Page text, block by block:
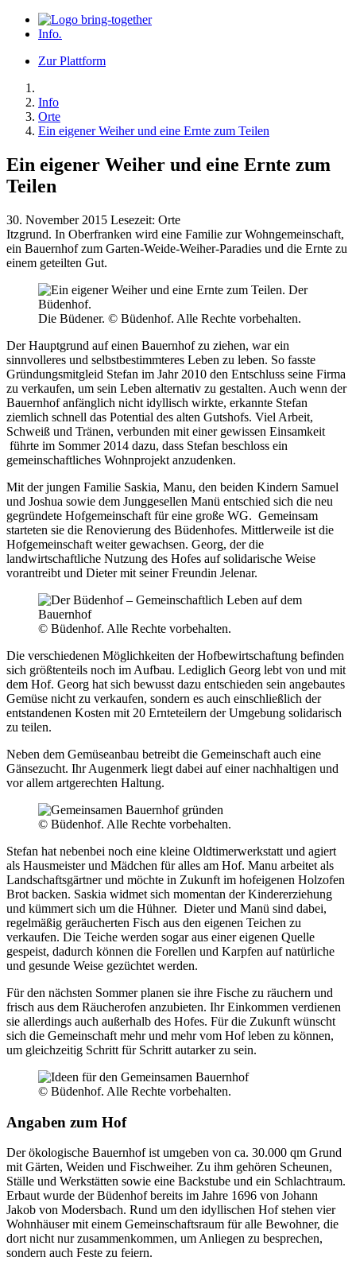
Info.
Zur Plattform
Info
Orte
Ein eigener Weiher und eine Ernte zum Teilen
Ein eigener Weiher und eine Ernte zum
Teilen
30. November 2015 Lesezeit: Orte
Itzgrund. In Oberfranken wird eine Familie zur Wohngemeinschaft,
ein Bauernhof zum Garten-Weide-Weiher-Paradies und die Ernte zu
einem geteilten Gut.
Die Büdener. © Büdenhof. Alle Rechte vorbehalten.
Der Hauptgrund auf einen Bauernhof zu ziehen, war ein
sinnvolleres und selbstbestimmteres Leben zu leben. So fasste
Gründungsmitgleid Stefan im Jahr 2010 den Entschluss seine Firma
zu verkaufen, um sein Leben alternativ zu gestalten. Auch wenn der
Bauernhof anfänglich nicht idyllisch wirkte, erkannte Stefan
ziemlich schnell das Potential des alten Gutshofs. Viel Arbeit,
Schweiß und Tränen, verbunden mit einer gewissen Einsamkeit
führte im Sommer 2014 dazu, dass Stefan beschloss ein
gemeinschaftliches Wohnprojekt anzudenken.
Mit der jungen Familie Saskia, Manu, den beiden Kindern Samuel
und Joshua sowie dem Junggesellen Manü entschied sich die neu
gegründete Hofgemeinschaft für eine große WG. Gemeinsam
starteten sie die Renovierung des Büdenhofes. Mittlerweile ist die
Hofgemeinschaft weiter gewachsen. Georg, der die
landwirtschaftliche Nutzung des Hofes auf solidarische Weise
vorantreibt und Dieter mit seiner Freundin Jelenar.
© Büdenhof. Alle Rechte vorbehalten.
Die verschiedenen Möglichkeiten der Hofbewirtschaftung befinden
sich größtenteils noch im Aufbau. Lediglich Georg lebt von und mit
dem Hof. Georg hat sich bewusst dazu entschieden sein angebautes
Gemüse nicht zu verkaufen, sondern es auch einschließlich der
entstandenen Kosten mit 20 Ernteteilern der Umgebung solidarisch
zu teilen.
Neben dem Gemüseanbau betreibt die Gemeinschaft auch eine
Gänsezucht. Ihr Augenmerk liegt dabei auf einer nachhaltigen und
vor allem artgerechten Haltung.
© Büdenhof. Alle Rechte vorbehalten.
Stefan hat nebenbei noch eine kleine Oldtimerwerkstatt und agiert
als Hausmeister und Mädchen für alles am Hof. Manu arbeitet als
Landschaftsgärtner und möchte in Zukunft im hofeigenen Holzofen
Brot backen. Saskia widmet sich momentan der Kindererziehung
und kümmert sich um die Hühner. Dieter und Manü sind dabei,
regelmäßig geräucherten Fisch aus den eigenen Teichen zu
verkaufen. Die Teiche werden sogar aus einer eigenen Quelle
gespeist, dadurch können die Forellen und Karpfen auf natürliche
und gesunde Weise gezüchtet werden.
Für den nächsten Sommer planen sie ihre Fische zu räuchern und
frisch aus dem Räucherofen anzubieten. Ihr Einkommen verdienen
sie allerdings auch außerhalb des Hofes. Für die Zukunft wünscht
sich die Gemeinschaft mehr und mehr vom Hof leben zu können,
um gleichzeitig Schritt für Schritt autarker zu sein.
© Büdenhof. Alle Rechte vorbehalten.
Angaben zum Hof
Der ökologische Bauernhof ist umgeben von ca. 30.000 qm Grund
mit Gärten, Weiden und Fischweiher. Zu ihm gehören Scheunen,
Ställe und Werkstätten sowie eine Backstube und ein Schlachtraum.
Erbaut wurde der Büdenhof bereits im Jahre 1696 von Johann
Jakob von Modersbach. Rund um den idyllischen Hof stehen vier
Wohnhäuser mit einem Gemeinschaftsraum für alle Bewohner, die
dort nicht nur zusammenkommen, um Anliegen zu besprechen,
sondern auch Feste zu feiern.